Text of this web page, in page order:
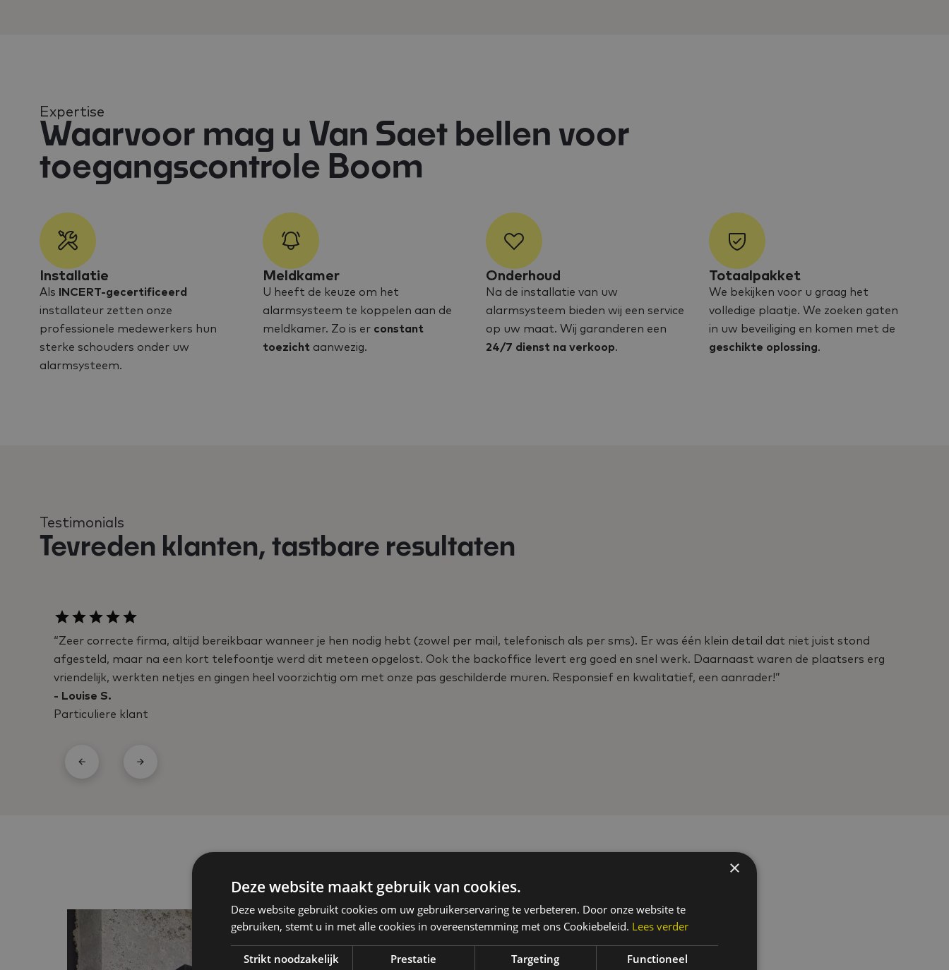
Expertise
Waarvoor mag u Van Saet bellen voor
toegangscontrole Boom
Installatie
Als
INCERT-gecertificeerd
installateur zetten onze
professionele medewerkers hun
sterke schouders onder uw
alarmsysteem.
Meldkamer
U heeft de keuze om het
alarmsysteem te koppelen aan de
meldkamer. Zo is er constant
toezicht aanwezig.
Onderhoud
Na de installatie van uw
alarmsysteem bieden wij een service
op uw maat. Wij garanderen een
24/7 dienst na verkoop.
Totaalpakket
We bekijken voor u graag het
volledige plaatje. We zoeken gaten
in uw beveiliging en komen met de
geschikte oplossing.
Testimonials
Tevreden klanten, tastbare resultaten
“Zeer correcte firma, altijd bereikbaar wanneer je hen nodig hebt (zowel per mail, telefonisch als per sms). Er was één klein detail dat niet juist stond
afgesteld, maar na een kort telefoontje werd dit meteen opgelost. Ook the backoffice levert erg goed en snel werk. Daarnaast waren de plaatsers erg
vriendelijk, werkten netjes en gingen heel voorzichtig om met onze pas geschilderde muren. Responsief en kwalitatief, een aanrader!”
- Louise S.
Particuliere klant
×
Deze website maakt gebruik van cookies.
Deze website gebruikt cookies om uw gebruikerservaring te verbeteren. Door onze website te
gebruiken, stemt u in met alle cookies in overeenstemming met ons Cookiebeleid. Lees verder
Strikt noodzakelijk Prestatie Targeting Functioneel